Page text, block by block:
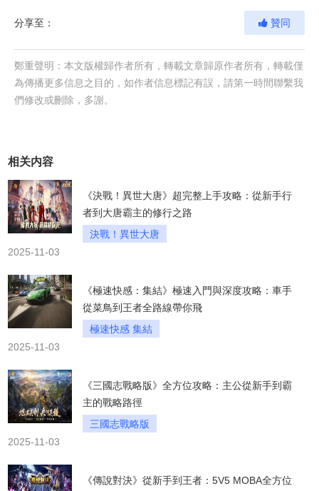
贊同
分享至：
鄭重聲明：本文版權歸作者所有，轉載文章歸原作者所有，轉載僅
為傳播更多信息之目的，如作者信息標記有誤，請第一時間聯繫我
們修改或刪除，多謝。
相关内容
《決戰！異世大唐》超完整上手攻略：從新手行
者到大唐霸主的修行之路
決戰！異世大唐
2025-11-03
《極速快感：集結》極速入門與深度攻略：車手
從菜鳥到王者全路線帶你飛
極速快感 集結
2025-11-03
《三國志戰略版》全方位攻略：主公從新手到霸
主的戰略路徑
三國志戰略版
2025-11-03
《傳說對決》從新手到王者：5V5 MOBA全方位